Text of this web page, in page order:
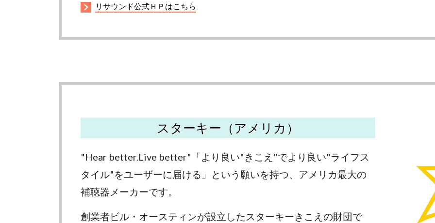
リサウンド公式ＨＰはこちら
スターキー（アメリカ）
"Hear better.Live better"「より良い"きこえ"でより良い"ライフス
タイル"をユーザーに届ける」という願いを持つ、アメリカ最大の
補聴器メーカーです。
創業者ビル・オースティンが設立したスターキーきこえの財団で